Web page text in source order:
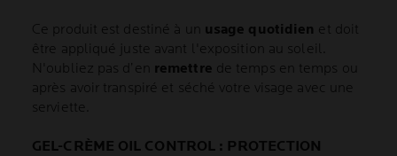
Ce produit est destiné à un usage quotidien et doit
être appliqué juste avant l'exposition au soleil.
N'oubliez pas d’en remettre de temps en temps ou
après avoir transpiré et séché votre visage avec une
serviette.
GEL-CRÈME OIL CONTROL : PROTECTION